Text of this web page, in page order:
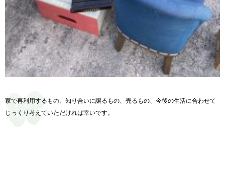
家で再利用するもの、知り合いに譲るもの、売るもの、今後の生活に合わせて
じっくり考えていただければ幸いです。